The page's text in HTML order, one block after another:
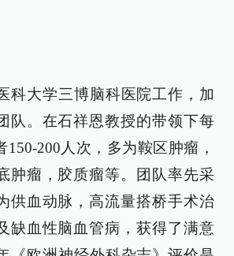
科大学三博脑科医院工作，加
队。在石祥恩教授的带领下每
200人次，多为鞍区肿瘤，
肿瘤，胶质瘤等。团队率先采
供血动脉，高流量搭桥手术治
缺血性脑血管病，获得了满意